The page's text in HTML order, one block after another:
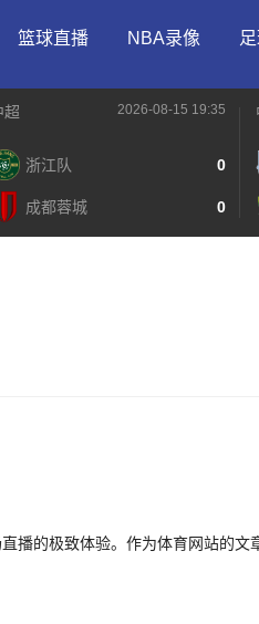
篮球直播 NBA录像
超 2026-08-15 19:35
浙江队 0
成都蓉城 0
播的极致体验。作为体育网站的文